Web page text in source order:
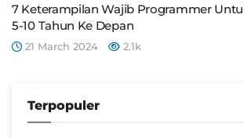
7 Keterampilan Wajib Programmer
5-10 Tahun Ke Depan
21 March 2024 2.1k
Terpopuler